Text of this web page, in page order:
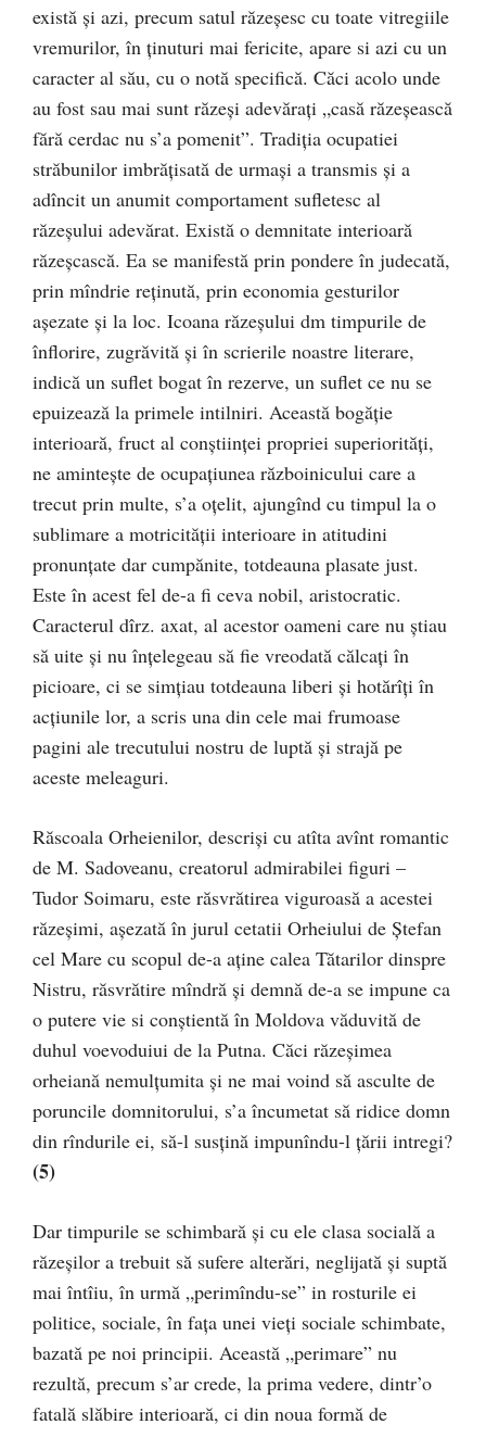
există şi azi, precum satul răzeşesc cu toate vitregiile
vremurilor, în ţinuturi mai fericite, apare si azi cu un
caracter al său, cu o notă specifică. Căci acolo unde
au fost sau mai sunt răzeşi adevăraţi „casă răzeşească
fără cerdac nu s’a pomenit”. Tradiţia ocupatiei
străbunilor imbrățisată de urmaşi a transmis şi a
adîncit un anumit comportament sufletesc al
răzeşului adevărat. Există o demnitate interioară
răzeşcască. Ea se manifestă prin pondere în judecată,
prin mîndrie reţinută, prin economia gesturilor
aşezate şi la loc. Icoana răzeşului dm timpurile de
înflorire, zugrăvită şi în scrierile noastre literare,
indică un suflet bogat în rezerve, un suflet ce nu se
epuizează la primele intilniri. Această bogăţie
interioară, fruct al conştiinţei propriei superiorități,
ne aminteşte de ocupaţiunea războinicului care a
trecut prin multe, s’a oțelit, ajungînd cu timpul la o
sublimare a motricităţii interioare in atitudini
pronunţate dar cumpănite, totdeauna plasate just.
Este în acest fel de-a fi ceva nobil, aristocratic.
Caracterul dîrz. axat, al acestor oameni care nu ştiau
să uite şi nu înțelegeau să fie vreodată călcați în
picioare, ci se simţiau totdeauna liberi şi hotărîţi în
acțiunile lor, a scris una din cele mai frumoase
pagini ale trecutului nostru de luptă şi strajă pe
aceste meleaguri.
Răscoala Orheienilor, descriși cu atîta avînt romantic
de M. Sadoveanu, creatorul admirabilei figuri –
Tudor Soimaru, este răsvrătirea viguroasă a acestei
răzeşimi, aşezată în jurul cetatii Orheiului de Ştefan
cel Mare cu scopul de-a aţine calea Tătarilor dinspre
Nistru, răsvrătire mîndră şi demnă de-a se impune ca
o putere vie si conştientă în Moldova văduvită de
duhul voevoduiui de la Putna. Căci răzeşimea
orheiană nemulţumita şi ne mai voind să asculte de
poruncile domnitorului, s’a încumetat să ridice domn
din rîndurile ei, să-l susţină impunîndu-l ţării intregi?
(5)
Dar timpurile se schimbară şi cu ele clasa socială a
răzeşilor a trebuit să sufere alterări, neglijată şi suptă
mai întîiu, în urmă „perimîndu-se” in rosturile ei
politice, sociale, în fața unei vieţi sociale schimbate,
bazată pe noi principii. Această „perimare” nu
rezultă, precum s’ar crede, la prima vedere, dintr’o
fatală slăbire interioară, ci din noua formă de